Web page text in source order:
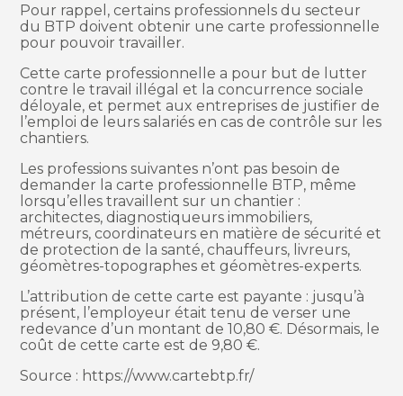
Pour rappel, certains professionnels du secteur
du BTP doivent obtenir une carte professionnelle
pour pouvoir travailler.
Cette carte professionnelle a pour but de lutter
contre le travail illégal et la concurrence sociale
déloyale, et permet aux entreprises de justifier de
l’emploi de leurs salariés en cas de contrôle sur les
chantiers.
Les professions suivantes n’ont pas besoin de
demander la carte professionnelle BTP, même
lorsqu’elles travaillent sur un chantier :
architectes, diagnostiqueurs immobiliers,
métreurs, coordinateurs en matière de sécurité et
de protection de la santé, chauffeurs, livreurs,
géomètres-topographes et géomètres-experts.
L’attribution de cette carte est payante : jusqu’à
présent, l’employeur était tenu de verser une
redevance d’un montant de 10,80 €. Désormais, le
coût de cette carte est de 9,80 €.
Source : https://www.cartebtp.fr/